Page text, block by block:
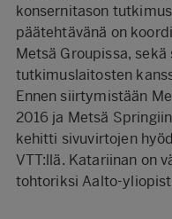
konsernitason
päätehtävänä on
Metsä Groupissa,
tutkimuslaitosten
Ennen siirtymistään
2016 ja Metsä
kehitti sivuvirtojen
VTT:llä. Katariinan on
tohtoriksi Aalto-